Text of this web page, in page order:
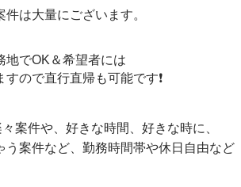
は大量にございます。
地でOK＆希望者には
ので直行直帰も可能です❗️
案件や、好きな時間、好きな時に、
う案件など、勤務時間帯や休日自由など